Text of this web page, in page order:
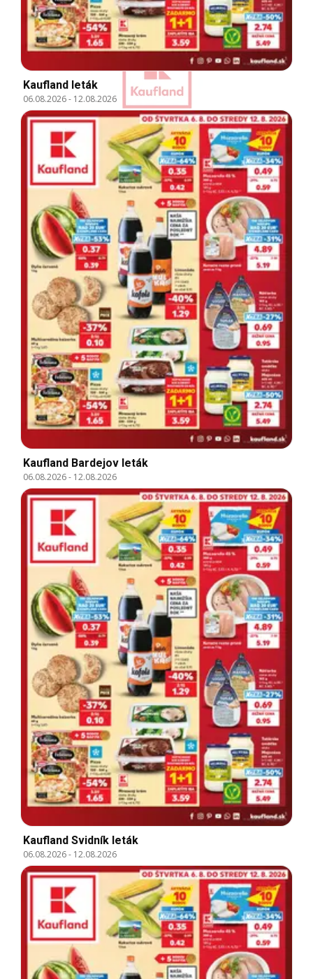
Kaufland leták
06.08.2026- 12.08.2026
Kaufland Bardejov leták
06.08.2026- 12.08.2026
Kaufland Svidník leták
06.08.2026- 12.08.2026